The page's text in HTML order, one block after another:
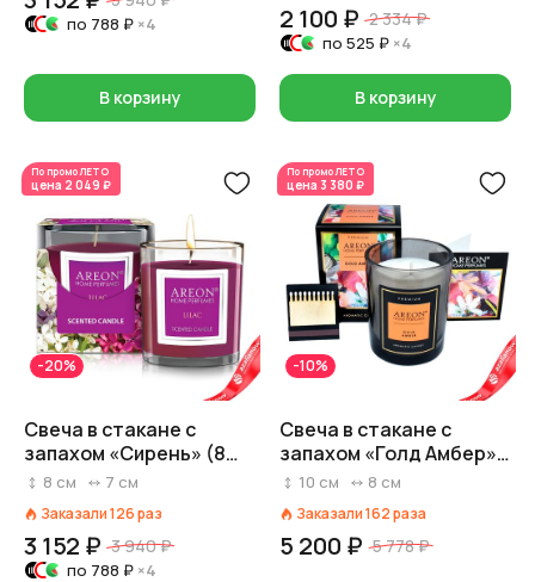
по 788 ₽ ×4
В корзину
2 100 ₽ 2 334 ₽
по 525 ₽ ×4
В корзину
По промоЛЕТО
цена 2 049 ₽
-20%
Свеча в стакане с
запахом «Сирень» (8
часов), 7,5х7см
8 см 7 см
Заказали126раз
3 152 ₽ 3 940 ₽
по 788 ₽ ×4
По промоЛЕТО
цена 3 380 ₽
-10%
Свеча в стакане с
запахом «Голд Амбер»,
40 часов, H 9,5 см x D 8
10 см 8 см
Заказали162раза
5 200 ₽ 5 778 ₽